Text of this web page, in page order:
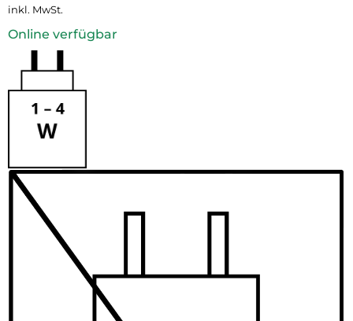
inkl. MwSt.
Online verfügbar